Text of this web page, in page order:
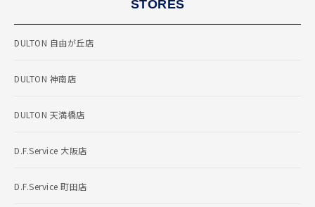
STORES
DULTON 自由が丘店
DULTON 神南店
DULTON 天満橋店
D.F.Service 大阪店
D.F.Service 町田店